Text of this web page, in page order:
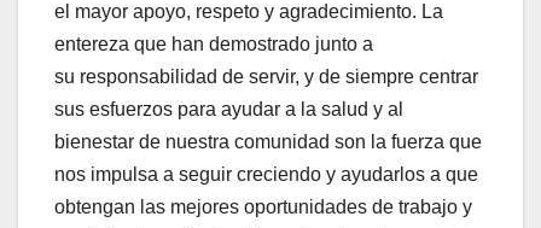
el mayor apoyo, respeto y agradecimiento. La
entereza que han demostrado junto a
su responsabilidad de servir, y de siempre centrar
sus esfuerzos para ayudar a la salud y al
bienestar de nuestra comunidad son la fuerza que
nos impulsa a seguir creciendo y ayudarlos a que
obtengan las mejores oportunidades de trabajo y